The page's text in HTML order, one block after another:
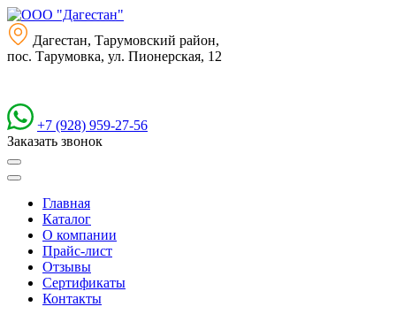
Дагестан, Тарумовский район,
пос. Тарумовка, ул. Пионерская, 12
+7 (928) 959-27-56
Заказать звонок
Главная
Каталог
О компании
Прайс-лист
Отзывы
Сертификаты
Контакты